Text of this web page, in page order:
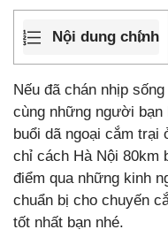
Nội dung chính
Nếu đã chán nhịp
cùng những người
buổi dã ngoại cắm trại
chỉ cách Hà Nội 80km
điểm qua những kinh
chuẩn bị cho chuyến
tốt nhất bạn nhé.